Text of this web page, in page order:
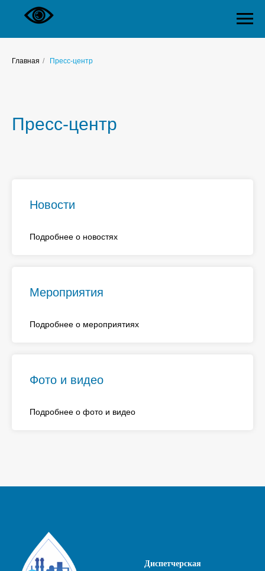
Главная / Пресс-центр
Пресс-центр
Новости
Подробнее о новостях
Мероприятия
Подробнее о мероприятиях
Фото и видео
Подробнее о фото и видео
Диспетчерская